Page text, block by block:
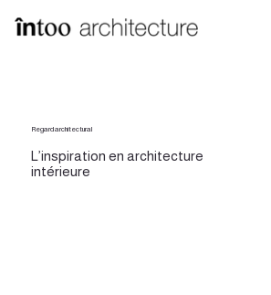
Regard architectural
L’inspiration en architecture
intérieure